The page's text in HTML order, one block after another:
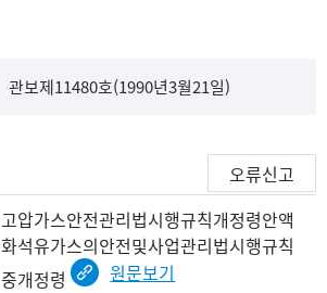
관보제11480호(1990년3월21일)
오류신고
고압가스안전관리법시행규칙개정령안액
화석유가스의안전및사업관리법시행규칙
중개정령
원문보기